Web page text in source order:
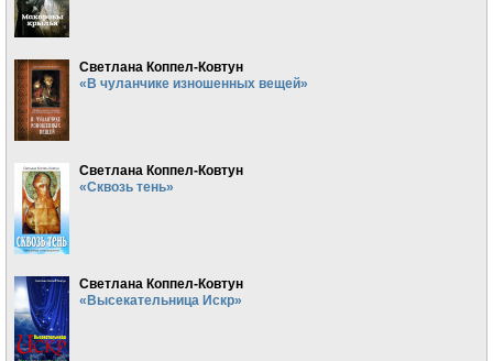
Светлана Коппел-Ковтун
«В чуланчике изношенных вещей»
Светлана Коппел-Ковтун
«Сквозь тень»
Светлана Коппел-Ковтун
«Высекательница Искр»